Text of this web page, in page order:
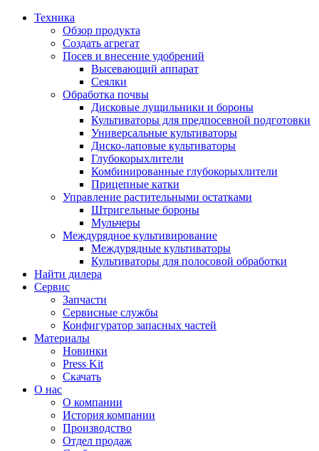
Техника
Обзор продукта
Создать агрегат
Посев и внесение удобрений
Высевающий аппарат
Сеялки
Oбработка почвы
Дисковые лущильники и бороны
Культиваторы для предпосевной подготовки
Универсальные культиваторы
Диско-лаповые культиваторы
Глубокорыхлители
Комбинированные глубокорыхлители
Прицепные катки
Управление растительными остатками
Штригельные бороны
Мульчеры
Междурядное культивирование
Междурядные культиваторы
Культиваторы для полосовой обработки
Найти дилера
Сервис
Запчасти
Сервисные службы
Конфигуратор запасных частей
Материалы
Новинки
Press Kit
Скачать
О нас
О компании
История компании
Производство
Отдел продаж